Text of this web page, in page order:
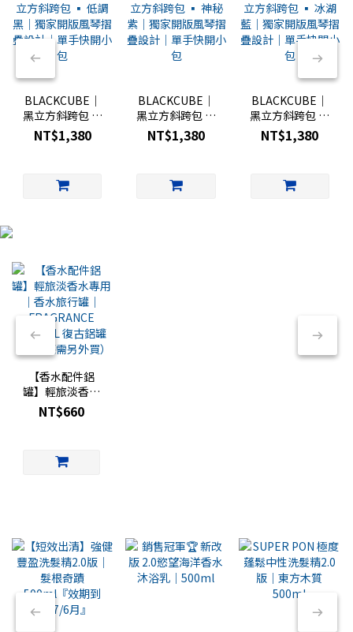
BLACKCUBE｜
黑立方斜跨包 ▪︎
低調黑｜獨家開
版風琴摺疊設計
NT$1,380
BLACKCUBE｜
黑立方斜跨包 ▪︎
神秘紫｜獨家開
版風琴摺疊設計
NT$1,380
BLACKCUBE｜
黑立方斜跨包 ▪︎
冰湖藍｜獨家開
版風琴摺疊設計
NT$1,380
【香水配件鋁
罐】輕旅淡香水
專用｜香水旅行
罐｜
罐（玻璃罐需另
NT$660